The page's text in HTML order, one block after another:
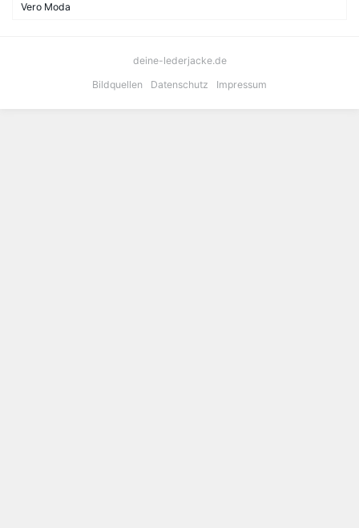
Vero Moda
deine-lederjacke.de
Bildquellen
Datenschutz Impressum